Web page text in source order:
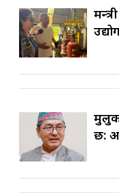
मुलुक
छ: